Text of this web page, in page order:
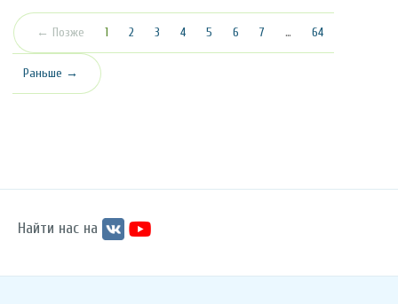
← Позже 1 (текущая)
2 3 4 5 6 7 … 64
Раньше →
Найти нас на